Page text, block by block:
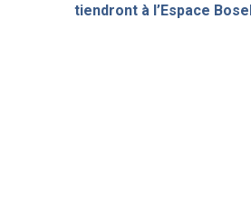
tiendront à l’Espace